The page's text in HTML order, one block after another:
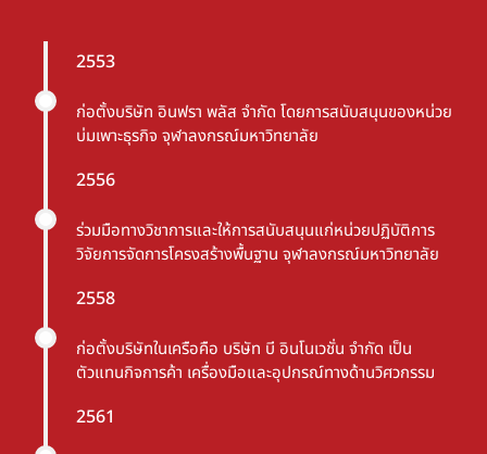
2553
ก่อตั้งบริษัท อินฟรา พลัส จำกัด โดยการสนับสนุนของหน่วย
บ่มเพาะธุรกิจ จุฬาลงกรณ์มหาวิทยาลัย
2556
ร่วมมือทางวิชาการและให้การสนับสนุนแก่หน่วยปฏิบัติการ
วิจัยการจัดการโครงสร้างพื้นฐาน จุฬาลงกรณ์มหาวิทยาลัย
2558
ก่อตั้งบริษัทในเครือคือ บริษัท บี อินโนเวชั่น จำกัด เป็น
ตัวแทนกิจการค้า เครื่องมือและอุปกรณ์ทางด้านวิศวกรรม
2561